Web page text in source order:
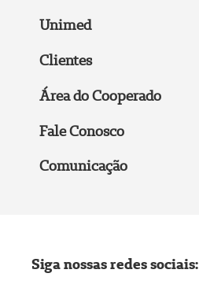
Unimed
Clientes
Área do Cooperado
Fale Conosco
Comunicação
Siga nossas redes sociais: